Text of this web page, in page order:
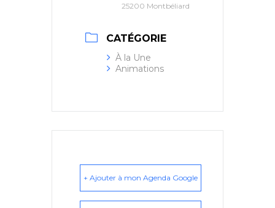
25200 Montbéliard
CATÉGORIE
À la Une
Animations
+ Ajouter à mon Agenda Google